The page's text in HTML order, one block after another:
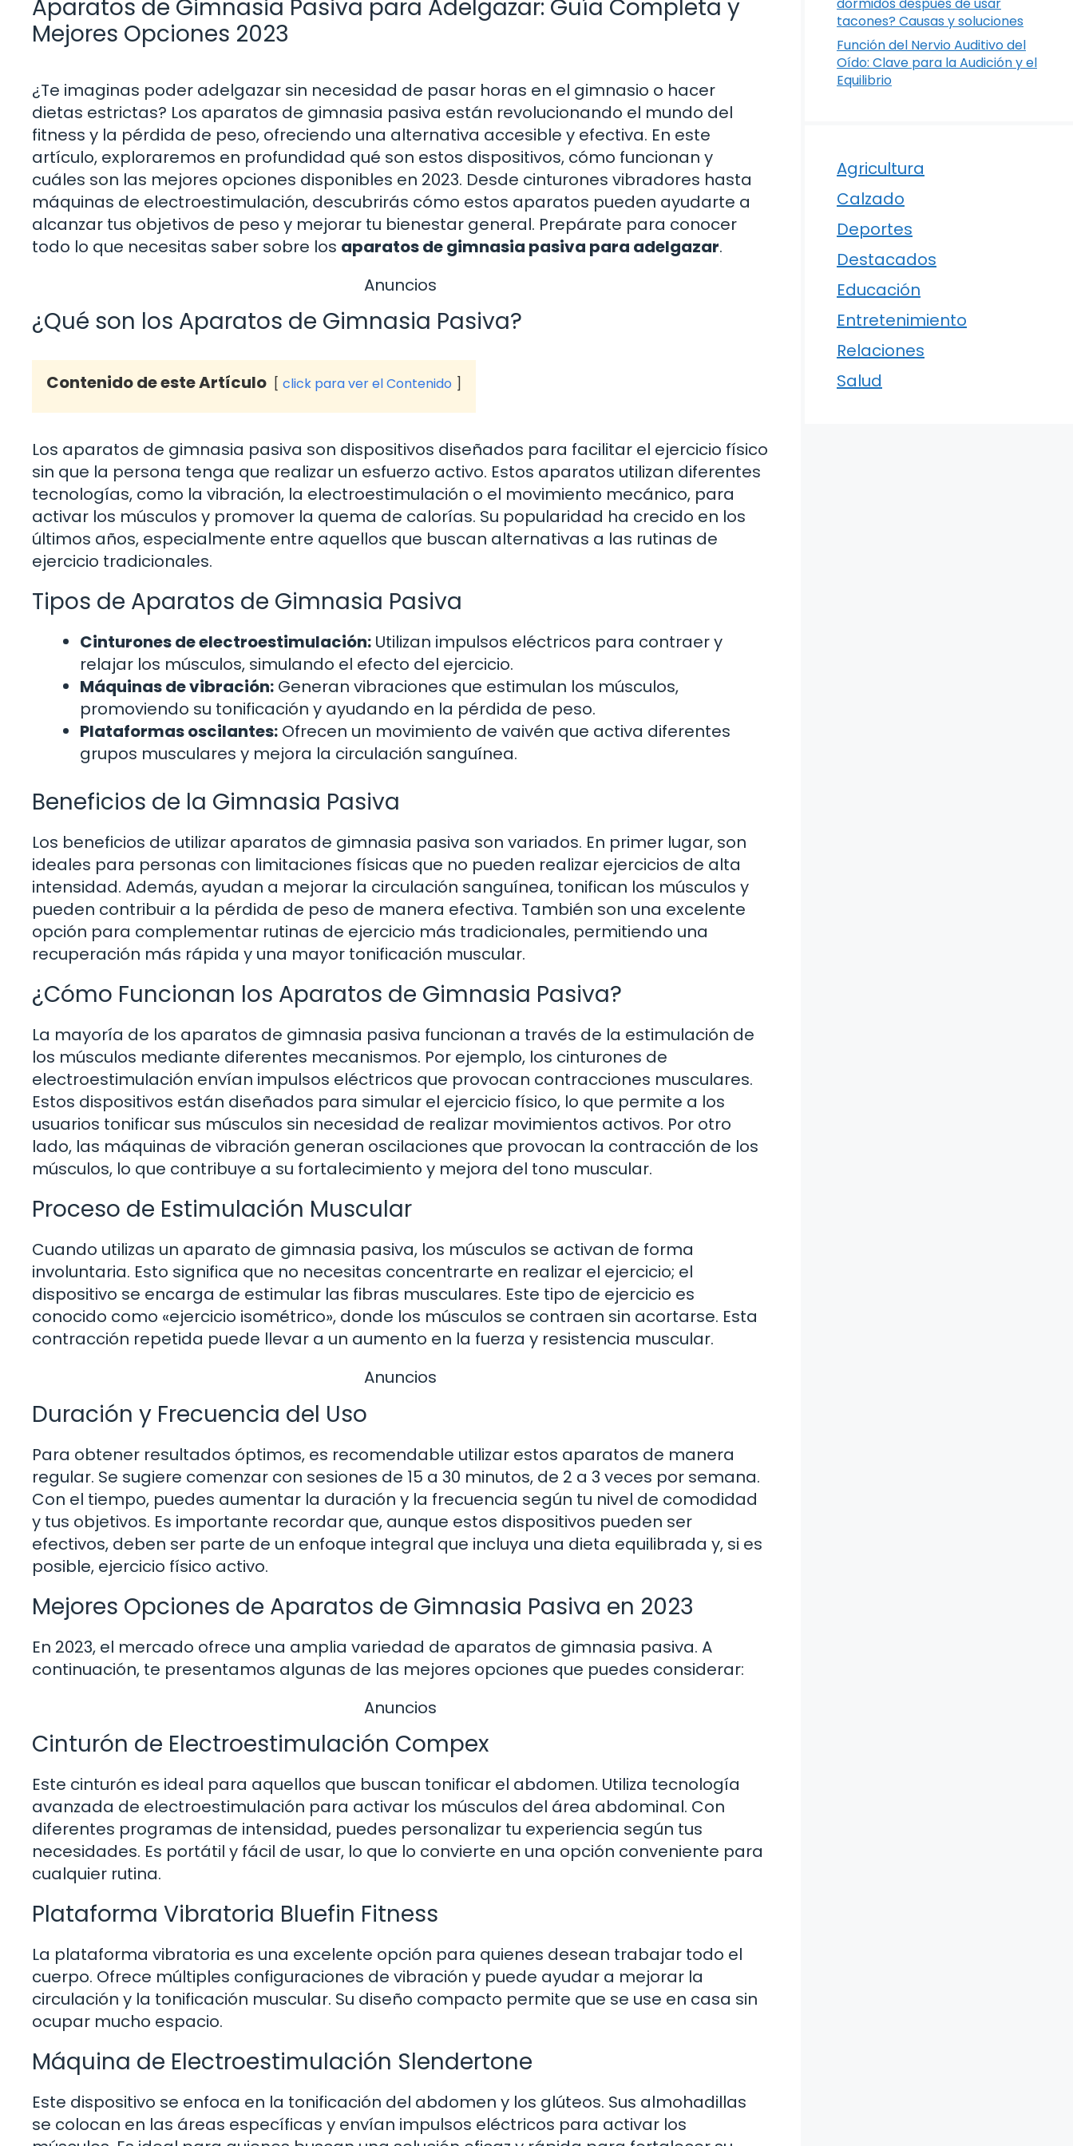
Aparatos de Gimnasia Pasiva para Adelgazar: Guía Completa y
Mejores Opciones 2023
¿Te imaginas poder adelgazar sin necesidad de pasar horas en el gimnasio o hacer
dietas estrictas? Los aparatos de gimnasia pasiva están revolucionando el mundo del
fitness y la pérdida de peso, ofreciendo una alternativa accesible y efectiva. En este
artículo, exploraremos en profundidad qué son estos dispositivos, cómo funcionan y
cuáles son las mejores opciones disponibles en 2023. Desde cinturones vibradores hasta
máquinas de electroestimulación, descubrirás cómo estos aparatos pueden ayudarte a
alcanzar tus objetivos de peso y mejorar tu bienestar general. Prepárate para conocer
todo lo que necesitas saber sobre los aparatos de gimnasia pasiva para adelgazar.
Anuncios
¿Qué son los Aparatos de Gimnasia Pasiva?
Contenido de este Artículo click para ver el Contenido
Los aparatos de gimnasia pasiva son dispositivos diseñados para facilitar el ejercicio físico
sin que la persona tenga que realizar un esfuerzo activo. Estos aparatos utilizan diferentes
tecnologías, como la vibración, la electroestimulación o el movimiento mecánico, para
activar los músculos y promover la quema de calorías. Su popularidad ha crecido en los
últimos años, especialmente entre aquellos que buscan alternativas a las rutinas de
ejercicio tradicionales.
Tipos de Aparatos de Gimnasia Pasiva
Cinturones de electroestimulación: Utilizan impulsos eléctricos para contraer y
relajar los músculos, simulando el efecto del ejercicio.
Máquinas de vibración: Generan vibraciones que estimulan los músculos,
promoviendo su tonificación y ayudando en la pérdida de peso.
Plataformas oscilantes: Ofrecen un movimiento de vaivén que activa diferentes
grupos musculares y mejora la circulación sanguínea.
Beneficios de la Gimnasia Pasiva
Los beneficios de utilizar aparatos de gimnasia pasiva son variados. En primer lugar, son
ideales para personas con limitaciones físicas que no pueden realizar ejercicios de alta
intensidad. Además, ayudan a mejorar la circulación sanguínea, tonifican los músculos y
pueden contribuir a la pérdida de peso de manera efectiva. También son una excelente
opción para complementar rutinas de ejercicio más tradicionales, permitiendo una
recuperación más rápida y una mayor tonificación muscular.
¿Cómo Funcionan los Aparatos de Gimnasia Pasiva?
La mayoría de los aparatos de gimnasia pasiva funcionan a través de la estimulación de
los músculos mediante diferentes mecanismos. Por ejemplo, los cinturones de
electroestimulación envían impulsos eléctricos que provocan contracciones musculares.
Estos dispositivos están diseñados para simular el ejercicio físico, lo que permite a los
usuarios tonificar sus músculos sin necesidad de realizar movimientos activos. Por otro
lado, las máquinas de vibración generan oscilaciones que provocan la contracción de los
músculos, lo que contribuye a su fortalecimiento y mejora del tono muscular.
Proceso de Estimulación Muscular
Cuando utilizas un aparato de gimnasia pasiva, los músculos se activan de forma
involuntaria. Esto significa que no necesitas concentrarte en realizar el ejercicio; el
dispositivo se encarga de estimular las fibras musculares. Este tipo de ejercicio es
conocido como «ejercicio isométrico», donde los músculos se contraen sin acortarse. Esta
contracción repetida puede llevar a un aumento en la fuerza y resistencia muscular.
Anuncios
Duración y Frecuencia del Uso
Para obtener resultados óptimos, es recomendable utilizar estos aparatos de manera
regular. Se sugiere comenzar con sesiones de 15 a 30 minutos, de 2 a 3 veces por semana.
Con el tiempo, puedes aumentar la duración y la frecuencia según tu nivel de comodidad
y tus objetivos. Es importante recordar que, aunque estos dispositivos pueden ser
efectivos, deben ser parte de un enfoque integral que incluya una dieta equilibrada y, si es
posible, ejercicio físico activo.
Mejores Opciones de Aparatos de Gimnasia Pasiva en 2023
En 2023, el mercado ofrece una amplia variedad de aparatos de gimnasia pasiva. A
continuación, te presentamos algunas de las mejores opciones que puedes considerar:
Anuncios
Cinturón de Electroestimulación Compex
Este cinturón es ideal para aquellos que buscan tonificar el abdomen. Utiliza tecnología
avanzada de electroestimulación para activar los músculos del área abdominal. Con
diferentes programas de intensidad, puedes personalizar tu experiencia según tus
necesidades. Es portátil y fácil de usar, lo que lo convierte en una opción conveniente para
cualquier rutina.
Plataforma Vibratoria Bluefin Fitness
La plataforma vibratoria es una excelente opción para quienes desean trabajar todo el
cuerpo. Ofrece múltiples configuraciones de vibración y puede ayudar a mejorar la
circulación y la tonificación muscular. Su diseño compacto permite que se use en casa sin
ocupar mucho espacio.
Máquina de Electroestimulación Slendertone
Este dispositivo se enfoca en la tonificación del abdomen y los glúteos. Sus almohadillas
se colocan en las áreas específicas y envían impulsos eléctricos para activar los
tacones? Causas y soluciones
Función del Nervio Auditivo del
Oído: Clave para la Audición y el
Equilibrio
Agricultura
Calzado
Deportes
Destacados
Educación
Entretenimiento
Relaciones
Salud